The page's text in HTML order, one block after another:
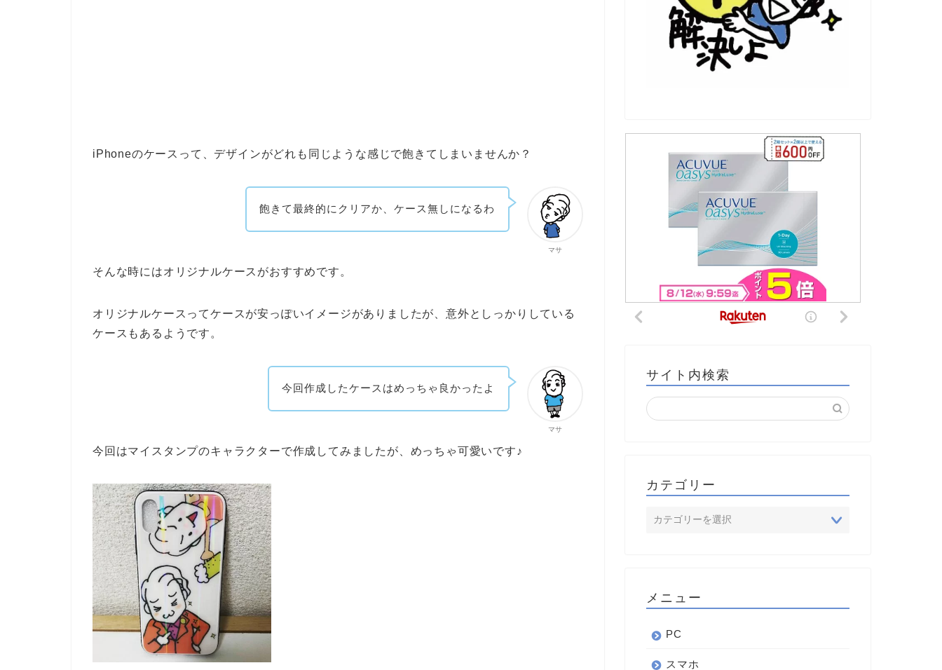
iPhoneのケースって、デザインがどれも同じような感じで飽きてしまいませんか？
マサ
飽きて最終的にクリアか、ケース無しになるわ
そんな時にはオリジナルケースがおすすめです。
オリジナルケースってケースが安っぽいイメージがありましたが、意外としっかりしている
ケースもあるようです。
マサ
今回作成したケースはめっちゃ良かったよ
今回はマイスタンプのキャラクターで作成してみましたが、めっちゃ可愛いです♪
サイト内検索
カテゴリー
メニュー
PC
スマホ